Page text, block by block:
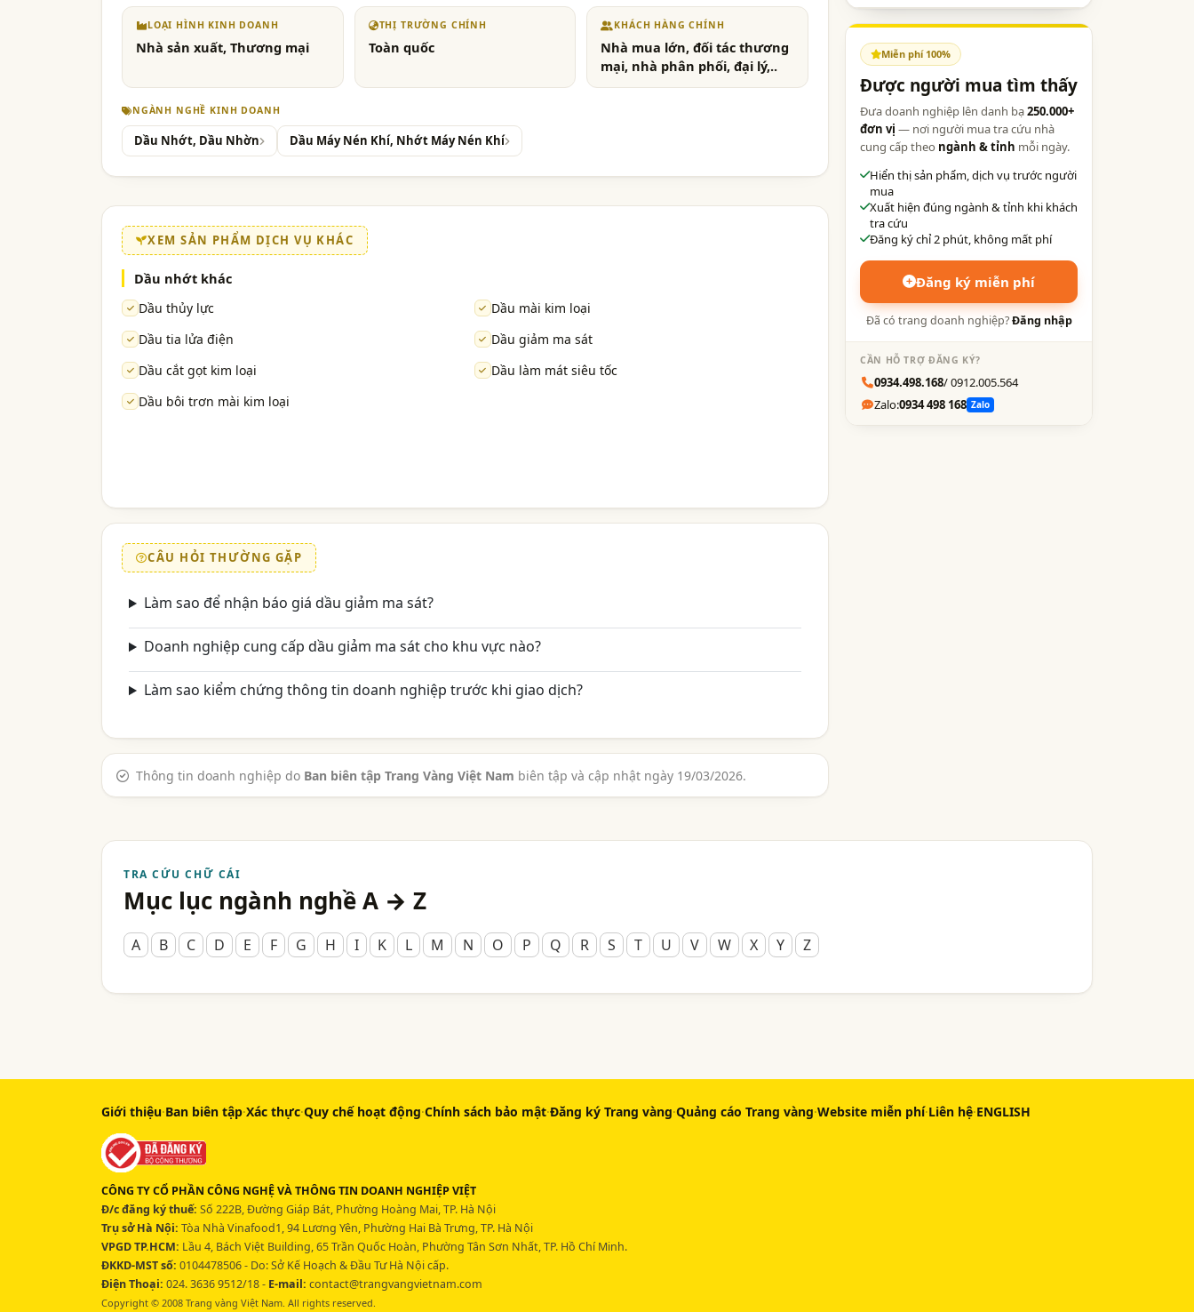
LOẠI HÌNH KINH DOANH
Nhà sản xuất, Thương mại
THỊ TRƯỜNG CHÍNH
Toàn quốc
KHÁCH HÀNG CHÍNH
Nhà mua lớn, đối tác thương
mại, nhà phân phối, đại lý,..
NGÀNH NGHỀ KINH DOANH
Dầu Nhớt, Dầu Nhờn Dầu Máy Nén Khí, Nhớt Máy Nén Khí
XEM SẢN PHẨM DỊCH VỤ KHÁC
Dầu nhớt khác
Dầu thủy lực
Dầu mài kim loại
Dầu tia lửa điện
Dầu giảm ma sát
Dầu cắt gọt kim loại
Dầu làm mát siêu tốc
Dầu bôi trơn mài kim loại
CÂU HỎI THƯỜNG GẶP
Làm sao để nhận báo giá dầu giảm ma sát?
Doanh nghiệp cung cấp dầu giảm ma sát cho khu vực nào?
Làm sao kiểm chứng thông tin doanh nghiệp trước khi giao dịch?
Thông tin doanh nghiệp do Ban biên tập Trang Vàng Việt Nam biên tập và cập nhật ngày 19/03/2026.
Miễn phí 100%
Được người mua tìm thấy
Đưa doanh nghiệp lên danh bạ250.000+
đơn vị — nơi người mua tra cứu nhà
cung cấp theo ngành & tỉnh mỗi ngày.
Hiển thị sản phẩm, dịch vụ trước người
mua
Xuất hiện đúng ngành & tỉnh khi khách
tra cứu
Đăng ký chỉ 2 phút, không mất phí
Đăng ký miễn phí
Đã có trang doanh nghiệp?Đăng nhập
CẦN HỖ TRỢ ĐĂNG KÝ?
0934.498.168/ 0912.005.564
Zalo:0934 498 168 Zalo
TRA CỨU CHỮ CÁI
Mục lục ngành nghề A → Z
A B C D E F G H I K L M N O P Q R S T U V W X Y Z
Giới thiệu·Ban biên tập·Xác thực·Quy chế hoạt động·Chính sách bảo mật·Đăng ký Trang vàng·Quảng cáo Trang vàng·Website miễn phí·Liên hệ·ENGLISH
CÔNG TY CỔ PHẦN CÔNG NGHỆ VÀ THÔNG TIN DOANH NGHIỆP VIỆT
Đ/c đăng ký thuế: Số 222B, Đường Giáp Bát, Phường Hoàng Mai, TP. Hà Nội
Trụ sở Hà Nội: Tòa Nhà Vinafood1, 94 Lương Yên, Phường Hai Bà Trưng, TP. Hà Nội
VPGD TP.HCM: Lầu 4, Bách Việt Building, 65 Trần Quốc Hoàn, Phường Tân Sơn Nhất, TP. Hồ Chí Minh.
ĐKKD-MST số: 0104478506 - Do: Sở Kế Hoạch & Đầu Tư Hà Nội cấp.
Điện Thoại: 024. 3636 9512/18 - E-mail: contact@trangvangvietnam.com
Copyright © 2008 Trang vàng Việt Nam. All rights reserved.